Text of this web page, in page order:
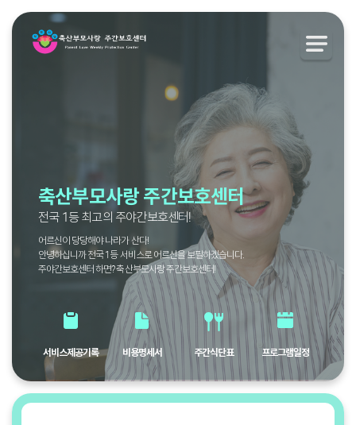
축산부모사랑 주간보호센터
전국 1등 최고의 주야간보호센터!
어르신이 당당해야 나라가 산다!
안녕하십니까 전국 1등 서비스로 어르신을 보필하겠습니다.
주야간보호센터 하면? 축산부모사랑 주간보호센터!
서비스제공기록 비용명세서 주간식단표 프로그램일정